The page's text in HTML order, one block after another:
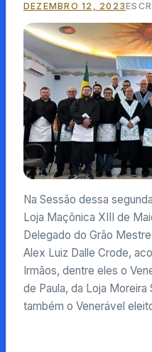
DEZEMBRO 12, 2023
Na Sessão dessa
Loja Maçônica XIII de
Delegado do Grão
Alex Luiz Dalle Crode,
Irmãos, dentre eles o
de Paula, da Loja Moreira
também o Venerável